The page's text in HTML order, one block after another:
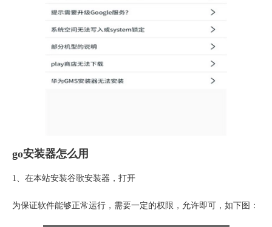
go安装器怎么用
1、在本站安装谷歌安装器，打开
为保证软件能够正常运行，需要一定的权限，允许即可，如下图：